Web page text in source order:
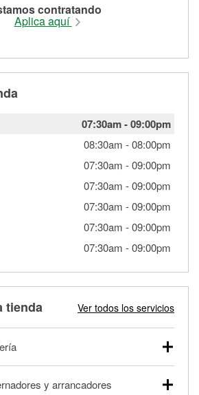
contratando
Aplica aquí
07:30am-09:00pm
08:30am -08:00pm
07:30am -09:00pm
07:30am -09:00pm
07:30am -09:00pm
07:30am -09:00pm
07:30am -09:00pm
tienda Ver todos los servicios
vehículos comerciales y
y arrancadores